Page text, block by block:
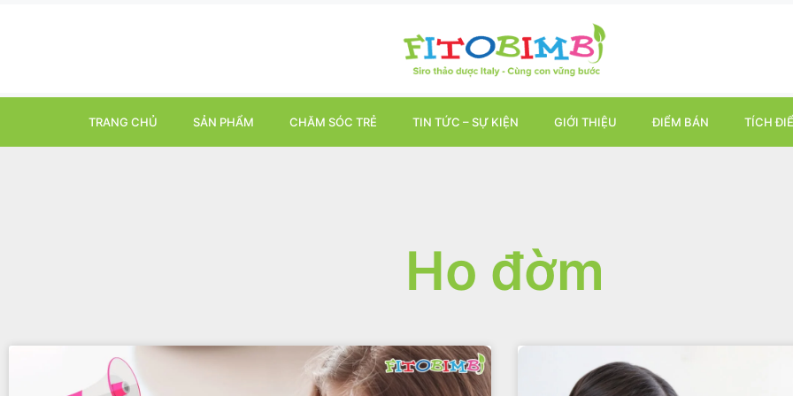
TRANG CHỦ SẢN PHẨM CHĂM SÓC TRẺ TIN TỨC – SỰ KIỆN GIỚI THIỆU ĐIỂM BÁN TÍCH
Ho đờm